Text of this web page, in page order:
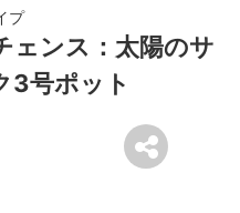
プ
ェンス：太陽のサ
3号ポット